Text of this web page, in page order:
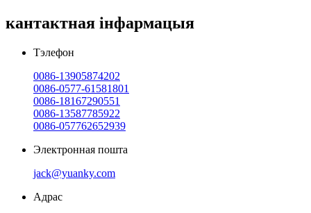
кантактная інфармацыя
Тэлефон
0086-13905874202
0086-0577-61581801
0086-18167290551
0086-13587785922
0086-057762652939
Электронная пошта
jack@yuanky.com
Адрас